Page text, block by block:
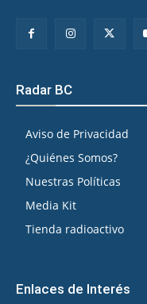
Radar BC
Aviso de Privacidad
¿Quiénes Somos?
Nuestras Políticas
Media Kit
Tienda radioactivo
Enlaces de Interés